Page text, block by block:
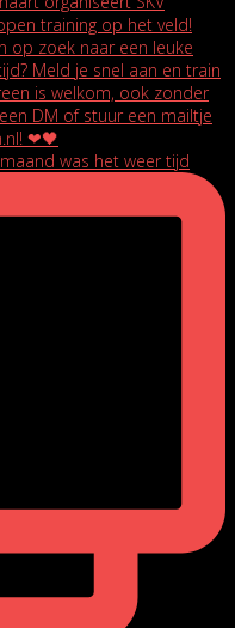
was het weer tijd